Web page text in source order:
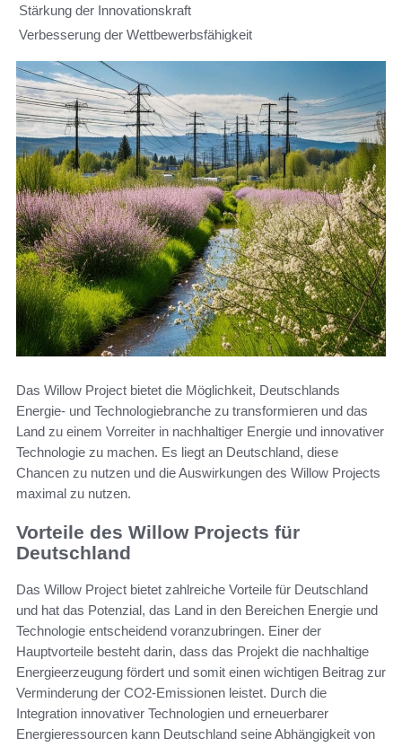
Stärkung der Innovationskraft
Verbesserung der Wettbewerbsfähigkeit
Das Willow Project bietet die Möglichkeit, Deutschlands
Energie- und Technologiebranche zu transformieren und das
Land zu einem Vorreiter in nachhaltiger Energie und innovativer
Technologie zu machen. Es liegt an Deutschland, diese
Chancen zu nutzen und die Auswirkungen des Willow Projects
maximal zu nutzen.
Vorteile des Willow Projects für
Deutschland
Das Willow Project bietet zahlreiche Vorteile für Deutschland
und hat das Potenzial, das Land in den Bereichen Energie und
Technologie entscheidend voranzubringen. Einer der
Hauptvorteile besteht darin, dass das Projekt die nachhaltige
Energieerzeugung fördert und somit einen wichtigen Beitrag zur
Verminderung der CO2-Emissionen leistet. Durch die
Integration innovativer Technologien und erneuerbarer
Energieressourcen kann Deutschland seine Abhängigkeit von